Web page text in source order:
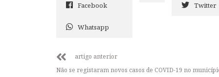
Facebook Twitter
Whatsapp
artigo anterior
Não se registaram novos casos de COVID-19 no